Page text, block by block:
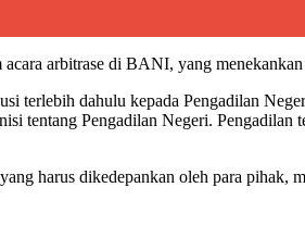
arbitrase di BANI, yang
terlebih dahulu kepada Pengadilan
tentang Pengadilan Negeri. Pengadilan
harus dikedepankan oleh para pihak,